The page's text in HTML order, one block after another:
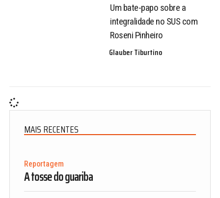
Um bate-papo sobre a
integralidade no SUS com
Roseni Pinheiro
Glauber Tiburtino
MAIS RECENTES
Reportagem
A tosse do guariba